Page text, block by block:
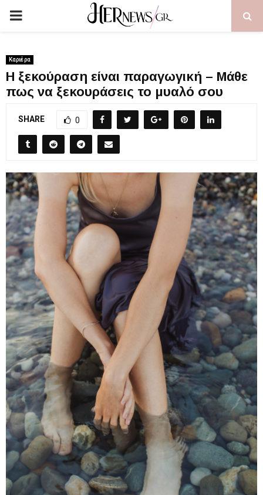
PRIMARY
Καριέρα
Η ξεκούραση είναι παραγωγική – Μάθε
πως να ξεκουράσεις το μυαλό σου
SHARE 0